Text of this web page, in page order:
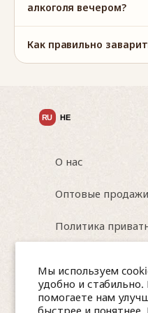
Мы используем
удобно и
помогаете нам
быстрее и
Актуальный состав можно
алкоголя вечером?
Как правильно
О нас
Оптовые продажи
Политика
RU HE